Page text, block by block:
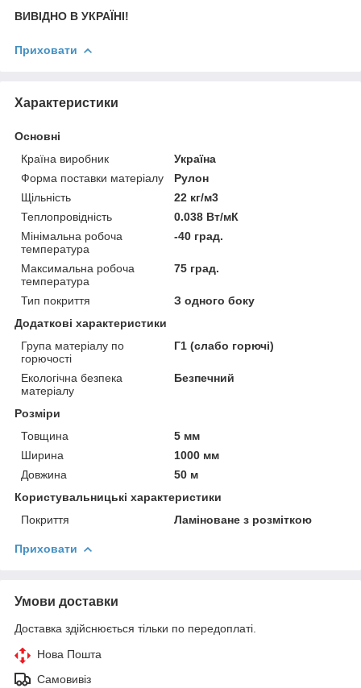
ВИВІДНО В УКРАЇНІ!
Приховати
Характеристики
Основні
Країна виробник
Україна
Форма поставки матеріалу
Рулон
Щільність
22 кг/м3
Теплопровідність
0.038 Вт/мК
Мінімальна робоча
температура
-40 град.
Максимальна робоча
температура
75 град.
Тип покриття
З одного боку
Додаткові характеристики
Група матеріалу по
горючості
Г1 (слабо горючі)
Екологічна безпека
матеріалу
Безпечний
Розміри
Товщина
5 мм
Ширина
1000 мм
Довжина
50 м
Користувальницькі характеристики
Покриття
Ламіноване з розміткою
Приховати
Умови доставки
Доставка здійснюється тільки по передоплаті.
Нова Пошта
Самовивіз